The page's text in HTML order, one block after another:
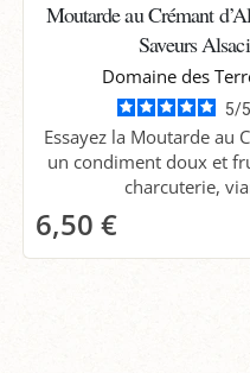
Moutarde au Crémant
Saveurs
Domaine des
5/5
Essayez la Moutarde au
un condiment doux et
charcuterie,
6,50 €